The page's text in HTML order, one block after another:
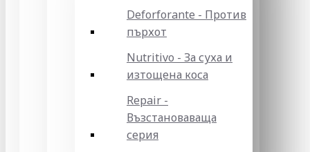
Deforforante - Против
пърхот
Nutritivo - За суха и
изтощена коса
Repair -
Възстановаваща
серия